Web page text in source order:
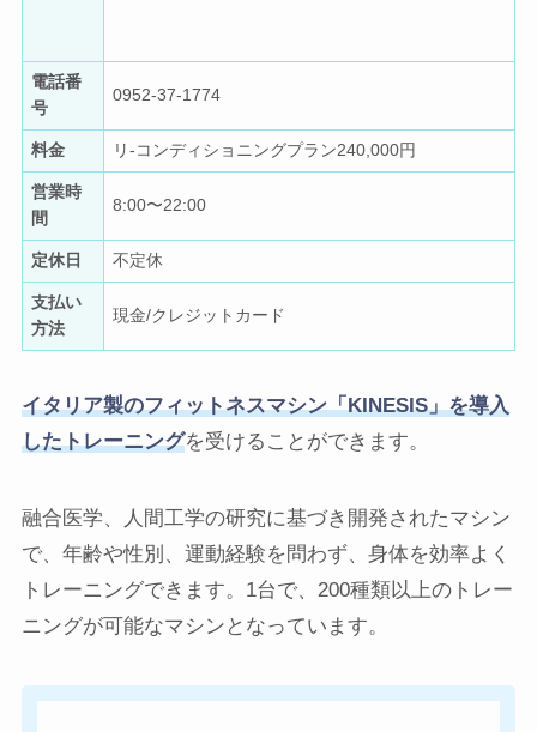
電話番
号
0952-37-1774
料金 リ-コンディショニングプラン240,000円
営業時
間
8:00〜22:00
定休日 不定休
支払い
方法
現金/クレジットカード
イタリア製のフィットネスマシン「KINESIS」を導入
したトレーニングを受けることができます。
融合医学、人間工学の研究に基づき開発されたマシン
で、年齢や性別、運動経験を問わず、身体を効率よく
トレーニングできます。1台で、200種類以上のトレー
ニングが可能なマシンとなっています。